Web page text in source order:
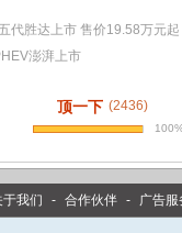
代胜达上市 售价19.58万元起
澎湃上市
顶一下 (2436)
于我们 - 合作伙伴 - 广告服